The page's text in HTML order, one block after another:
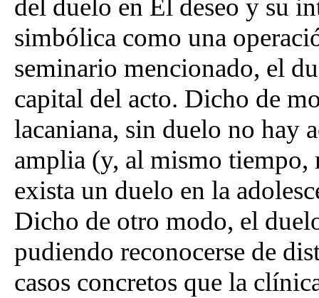
del duelo en El deseo y su
simbólica como una
seminario mencionado, el
capital del acto. Dicho de
lacaniana, sin duelo no hay
amplia (y, al mismo tiempo,
exista un duelo en la
Dicho de otro modo, el
pudiendo reconocerse de
casos concretos que la